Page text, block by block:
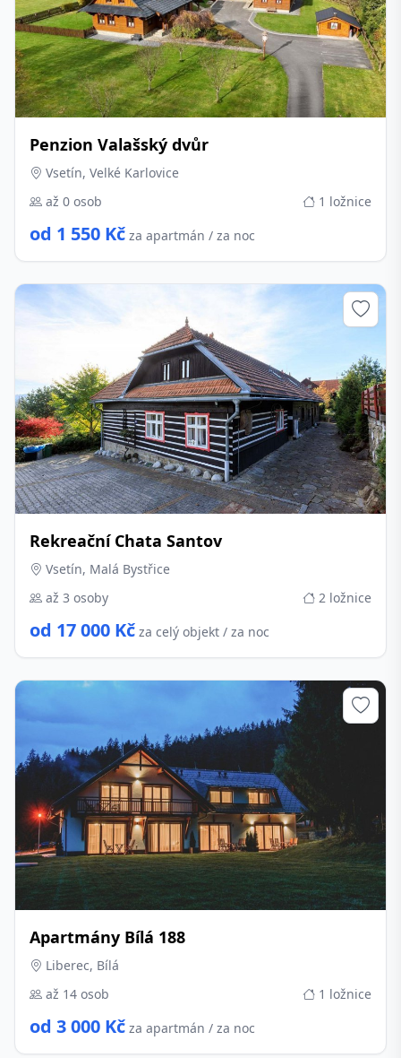
Penzion Valašský dvůr
Vsetín, Velké Karlovice
až 0 osob
1 ložnice
od 1 550 Kč za apartmán / za noc
Rekreační Chata Santov
Vsetín, Malá Bystřice
až 3 osoby
2 ložnice
od 17 000 Kč za celý objekt / za noc
Apartmány Bílá 188
Liberec, Bílá
až 14 osob
1 ložnice
od 3 000 Kč za apartmán / za noc